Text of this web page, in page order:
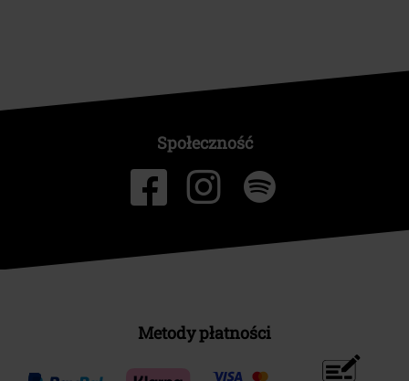
Społeczność
Metody płatności